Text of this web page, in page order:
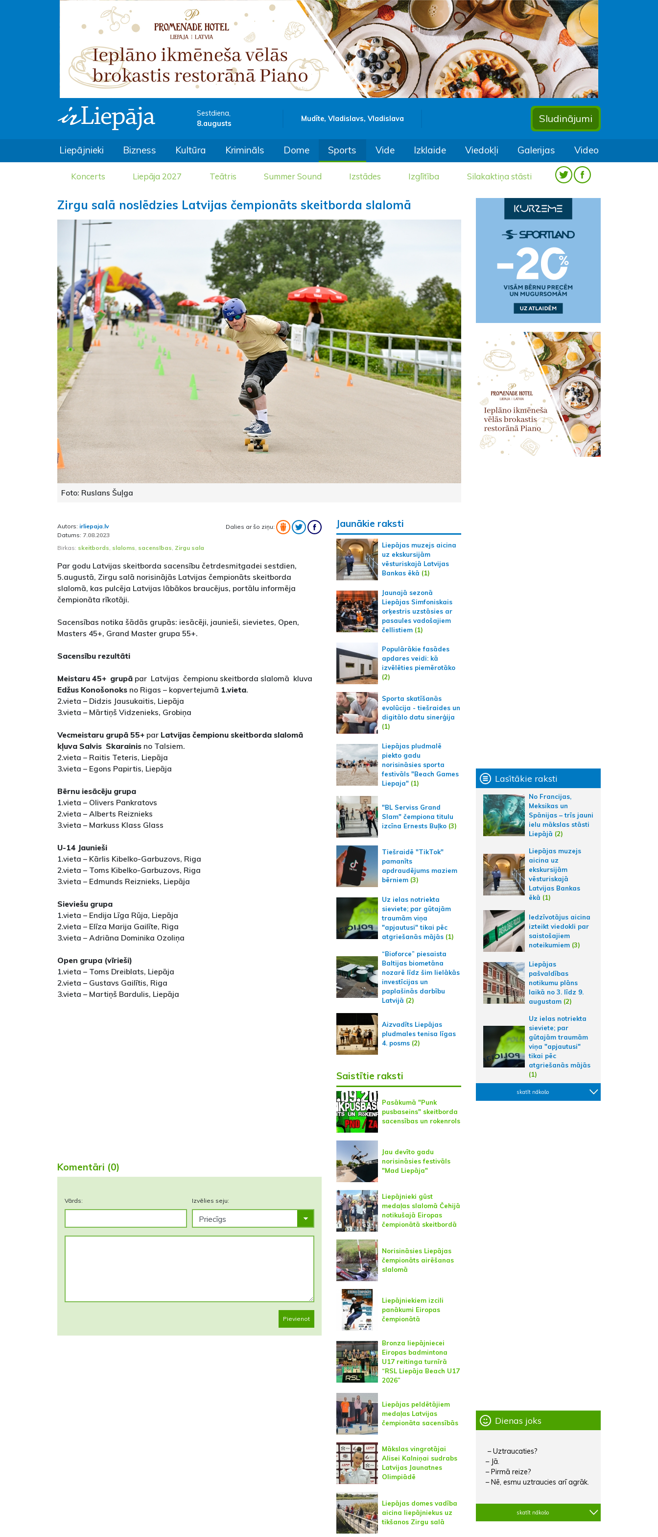
Sestdiena,
8.augusts
Mudīte, Vladislavs, Vladislava Sludinājumi
Liepājnieki Bizness Kultūra Krimināls Dome Sports Vide Izklaide Viedokļi Galerijas Video
Koncerts Liepāja 2027 Teātris Summer Sound Izstādes Izglītība Silakaktiņa stāsti
Zirgu salā noslēdzies Latvijas čempionāts skeitborda slalomā
Foto: Ruslans Šuļga
Autors: irliepaja.lv
Datums: 7.08.2023
Dalies ar šo ziņu:
Birkas: skeitbords slaloms sacensības Zirgu sala
Par godu Latvijas skeitborda sacensību četrdesmitgadei sestdien,
5.augustā, Zirgu salā norisinājās Latvijas čempionāts skeitborda
slalomā, kas pulcēja Latvijas lābākos braucējus, portālu informēja
čempionāta rīkotāji.
Sacensības notika šādās grupās: iesācēji, jaunieši, sievietes, Open,
Masters 45+, Grand Master grupa 55+.
Sacensību rezultāti
Meistaru 45+ grupā par Latvijas čempionu skeitborda slalomā kluva
Edžus Konošonoks no Rigas – kopvertejumā 1.vieta.
2.vieta – Didzis Jausukaitis, Liepāja
3.vieta – Mārtiņš Vidzenieks, Grobiņa
Vecmeistaru grupā 55+ par Latvijas čempionu skeitborda slalomā
kļuva Salvis Skarainis no Talsiem.
2.vieta – Raitis Teteris, Liepāja
3.vieta – Egons Papirtis, Liepāja
Bērnu iesācēju grupa
1.vieta – Olivers Pankratovs
2.vieta – Alberts Reiznieks
3.vieta – Markuss Klass Glass
U-14 Jaunieši
1.vieta – Kārlis Kibelko-Garbuzovs, Riga
2.vieta – Toms Kibelko-Garbuzovs, Riga
3.vieta – Edmunds Reiznieks, Liepāja
Sieviešu grupa
1.vieta – Endija Līga Rūja, Liepāja
2.vieta – Elīza Marija Gailīte, Riga
3.vieta – Adriāna Dominika Ozoliņa
Open grupa (vīrieši)
1.vieta – Toms Dreiblats, Liepāja
2.vieta – Gustavs Gailītis, Riga
3.vieta – Martiņš Bardulis, Liepāja
Komentāri (0)
Vārds: Izvēlies seju:
Pievienot
Jaunākie raksti
Liepājas muzejs aicina
uz ekskursijām
vēsturiskajā Latvijas
Bankas ēkā (1)
Jaunajā sezonā
Liepājas Simfoniskais
orķestris uzstāsies ar
pasaules vadošajiem
čellistiem(1)
Populārākie fasādes
apdares veidi: kā
izvēlēties piemērotāko
(2)
Sporta skatīšanās
evolūcija - tiešraides un
digitālo datu sinerģija
(1)
Liepājas pludmalē
piekto gadu
norisināsies sporta
festivāls "Beach Games
Liepaja"(1)
"BL Serviss Grand
Slam" čempiona titulu
izcīna Ernests Buļko(3)
Tiešraidē "TikTok"
pamanīts
apdraudējums maziem
bērniem(3)
Uz ielas notriekta
sieviete; par gūtajām
traumām viņa
"apjautusi" tikai pēc
atgriešanās mājās(1)
“Bioforce” piesaista
Baltijas biometāna
nozarē līdz šim lielākās
investīcijas un
paplašinās darbību
Latvijā (2)
Aizvadīts Liepājas
pludmales tenisa līgas
4. posms(2)
Saistītie raksti
Pasākumā "Punk
pusbaseins" skeitborda
sacensības un rokenrols
Jau devīto gadu
norisināsies festivāls
"Mad Liepāja"
Liepājnieki gūst
medaļas slalomā Čehijā
notikušajā Eiropas
čempionātā skeitbordā
Norisināsies Liepājas
čempionāts airēšanas
slalomā
Liepājniekiem izcili
panākumi Eiropas
čempionātā
Bronza liepājniecei
Eiropas badmintona
U17 reitinga turnīrā
“RSL Liepāja Beach U17
2026”
Liepājas peldētājiem
medaļas Latvijas
čempionāta sacensībās
Mākslas vingrotājai
Alisei Kalniņai sudrabs
Latvijas Jaunatnes
Olimpiādē
Liepājas domes vadība
aicina liepājniekus uz
tikšanos Zirgu salā
Lasītākie raksti
No Francijas,
Meksikas un
Spānijas – trīs jauni
ielu mākslas stāsti
Liepājā (2)
Liepājas muzejs
aicina uz
ekskursijām
vēsturiskajā
Latvijas Bankas
ēkā (1)
Iedzīvotājus aicina
izteikt viedokli par
saistošajiem
noteikumiem (3)
Liepājas
pašvaldības
notikumu plāns
laikā no 3. līdz 9.
augustam (2)
Uz ielas notriekta
sieviete; par
gūtajām traumām
viņa "apjautusi"
tikai pēc
atgriešanās mājās
(1)
skatīt nākošo
Dienas joks
– Uztraucaties?
– Jā.
– Pirmā reize?
– Nē, esmu uztraucies arī agrāk.
skatīt nākošo